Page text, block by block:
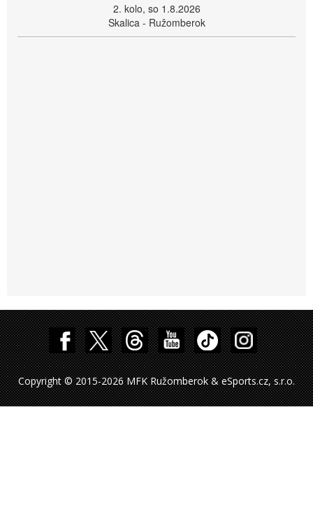
2. kolo, so 1.8.2026
Skalica - Ružomberok
Copyright © 2015-2026 MFK Ružomberok & eSports.cz, s.r.o.